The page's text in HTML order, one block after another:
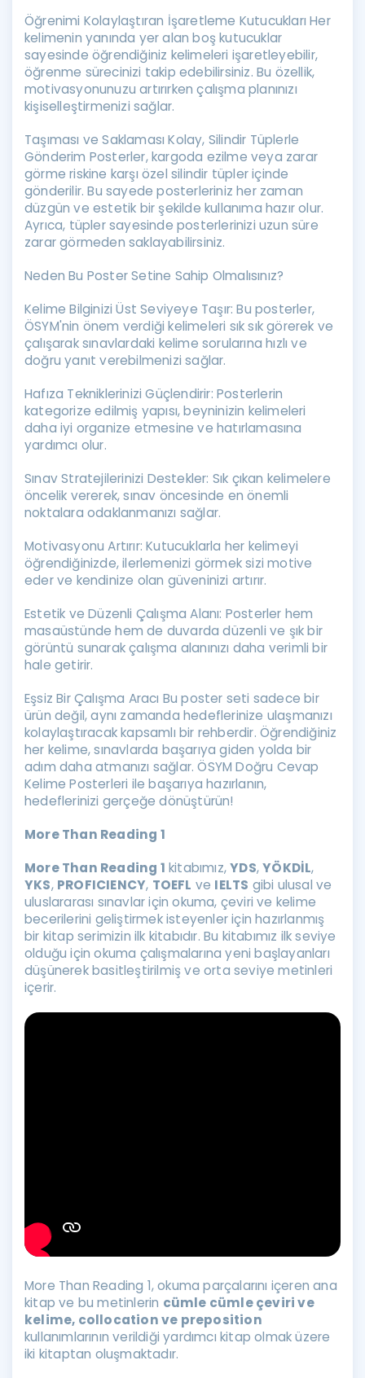
Öğrenimi Kolaylaştıran İşaretleme Kutucukları Her
kelimenin yanında yer alan boş kutucuklar
sayesinde öğrendiğiniz kelimeleri işaretleyebilir,
öğrenme sürecinizi takip edebilirsiniz. Bu özellik,
motivasyonunuzu artırırken çalışma planınızı
kişiselleştirmenizi sağlar.
Taşıması ve Saklaması Kolay, Silindir Tüplerle
Gönderim Posterler, kargoda ezilme veya zarar
görme riskine karşı özel silindir tüpler içinde
gönderilir. Bu sayede posterleriniz her zaman
düzgün ve estetik bir şekilde kullanıma hazır olur.
Ayrıca, tüpler sayesinde posterlerinizi uzun süre
zarar görmeden saklayabilirsiniz.
Neden Bu Poster Setine Sahip Olmalısınız?
Kelime Bilginizi Üst Seviyeye Taşır: Bu posterler,
ÖSYM'nin önem verdiği kelimeleri sık sık görerek ve
çalışarak sınavlardaki kelime sorularına hızlı ve
doğru yanıt verebilmenizi sağlar.
Hafıza Tekniklerinizi Güçlendirir: Posterlerin
kategorize edilmiş yapısı, beyninizin kelimeleri
daha iyi organize etmesine ve hatırlamasına
yardımcı olur.
Sınav Stratejilerinizi Destekler: Sık çıkan kelimelere
öncelik vererek, sınav öncesinde en önemli
noktalara odaklanmanızı sağlar.
Motivasyonu Artırır: Kutucuklarla her kelimeyi
öğrendiğinizde, ilerlemenizi görmek sizi motive
eder ve kendinize olan güveninizi artırır.
Estetik ve Düzenli Çalışma Alanı: Posterler hem
masaüstünde hem de duvarda düzenli ve şık bir
görüntü sunarak çalışma alanınızı daha verimli bir
hale getirir.
Eşsiz Bir Çalışma Aracı Bu poster seti sadece bir
ürün değil, aynı zamanda hedeflerinize ulaşmanızı
kolaylaştıracak kapsamlı bir rehberdir. Öğrendiğiniz
her kelime, sınavlarda başarıya giden yolda bir
adım daha atmanızı sağlar. ÖSYM Doğru Cevap
Kelime Posterleri ile başarıya hazırlanın,
hedeflerinizi gerçeğe dönüştürün!
More Than Reading 1
More Than Reading 1 kitabımız,YDS,YÖKDİL,
YKS, PROFICIENCY, TOEFL ve IELTS gibi ulusal ve
uluslararası sınavlar için okuma, çeviri ve kelime
becerilerini geliştirmek isteyenler için hazırlanmış
bir kitap serimizin ilk kitabıdır. Bu kitabımız ilk seviye
olduğu için okuma çalışmalarına yeni başlayanları
düşünerek basitleştirilmiş ve orta seviye metinleri
içerir.
More Than Reading 1, okuma parçalarını içeren ana
kitap ve bu metinlerin cümle cümle çeviri ve
kelime, collocation ve preposition
kullanımlarının verildiği yardımcı kitap olmak üzere
iki kitaptan oluşmaktadır.